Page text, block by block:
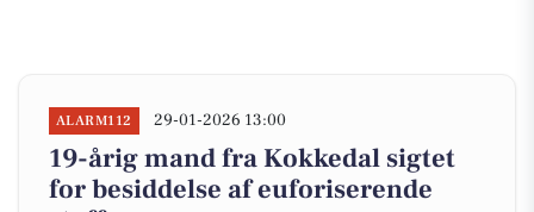
ALARM112 29-01-2026 13:00
19-årig mand fra Kokkedal sigtet
for besiddelse af euforiserende